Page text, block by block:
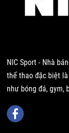
NIC Sport - Nhà
thể thao đặc biệt
như bóng đá, gym,